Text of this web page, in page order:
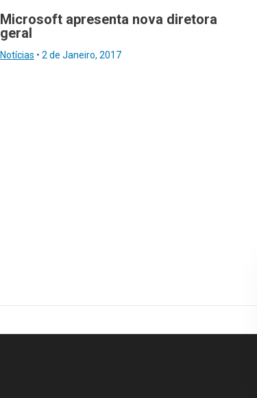
Microsoft apresenta nova diretora
geral
Notícias • 2 de Janeiro, 2017